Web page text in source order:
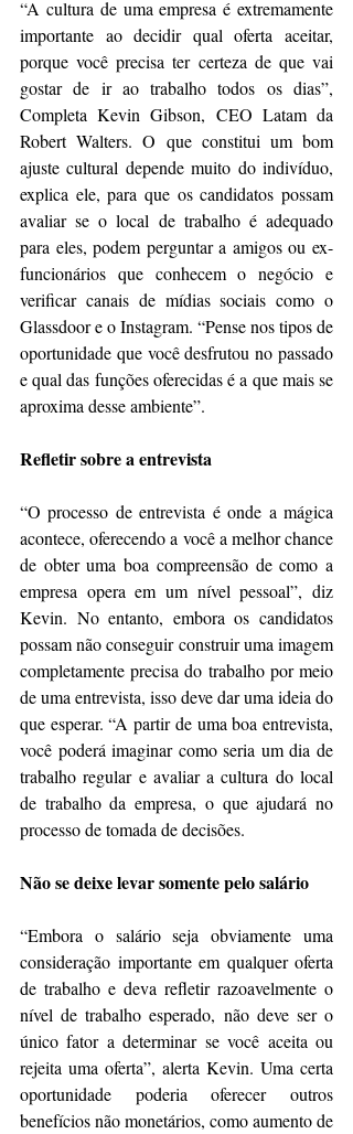
“A cultura de uma empresa é extremamente
importante ao decidir qual oferta aceitar,
porque você precisa ter certeza de que vai
gostar de ir ao trabalho todos os dias”,
Completa Kevin Gibson, CEO Latam da
Robert Walters. O que constitui um bom
ajuste cultural depende muito do indivíduo,
explica ele, para que os candidatos possam
avaliar se o local de trabalho é adequado
para eles, podem perguntar a amigos ou ex-
funcionários que conhecem o negócio e
verificar canais de mídias sociais como o
Glassdoor e o Instagram. “Pense nos tipos de
oportunidade que você desfrutou no passado
e qual das funções oferecidas é a que mais se
aproxima desse ambiente”.
Refletir sobre a entrevista
“O processo de entrevista é onde a mágica
acontece, oferecendo a você a melhor chance
de obter uma boa compreensão de como a
empresa opera em um nível pessoal”, diz
Kevin. No entanto, embora os candidatos
possam não conseguir construir uma imagem
completamente precisa do trabalho por meio
de uma entrevista, isso deve dar uma ideia do
que esperar. “A partir de uma boa entrevista,
você poderá imaginar como seria um dia de
trabalho regular e avaliar a cultura do local
de trabalho da empresa, o que ajudará no
processo de tomada de decisões.
Não se deixe levar somente pelo salário
“Embora o salário seja obviamente uma
consideração importante em qualquer oferta
de trabalho e deva refletir razoavelmente o
nível de trabalho esperado, não deve ser o
único fator a determinar se você aceita ou
rejeita uma oferta”, alerta Kevin. Uma certa
oportunidade poderia oferecer outros
benefícios não monetários, como aumento de